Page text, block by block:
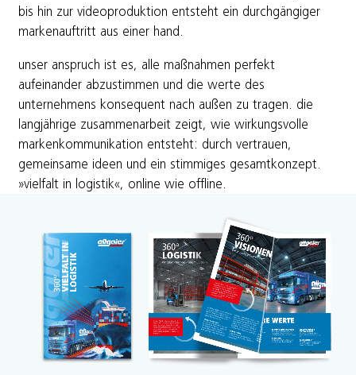
bis hin zur videoproduktion entsteht ein durchgängiger
markenauftritt aus einer hand.
unser anspruch ist es, alle maßnahmen perfekt
aufeinander abzustimmen und die werte des
unternehmens konsequent nach außen zu tragen. die
langjährige zusammenarbeit zeigt, wie wirkungsvolle
markenkommunikation entsteht: durch vertrauen,
gemeinsame ideen und ein stimmiges gesamtkonzept.
»vielfalt in logistik«, online wie offline.